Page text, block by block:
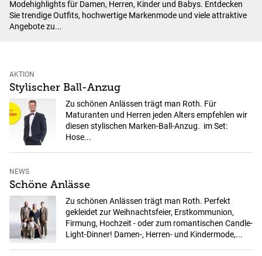
Modehighlights für Damen, Herren, Kinder und Babys. Entdecken
Sie trendige Outfits, hochwertige Markenmode und viele attraktive
Angebote zu...
AKTION
Stylischer Ball-Anzug
Zu schönen Anlässen trägt man Roth. Für
Maturanten und Herren jeden Alters empfehlen wir
diesen stylischen Marken-Ball-Anzug. im Set:
Hose...
NEWS
Schöne Anlässe
Zu schönen Anlässen trägt man Roth. Perfekt
gekleidet zur Weihnachtsfeier, Erstkommunion,
Firmung, Hochzeit - oder zum romantischen Candle-
Light-Dinner! Damen-, Herren- und Kindermode,...